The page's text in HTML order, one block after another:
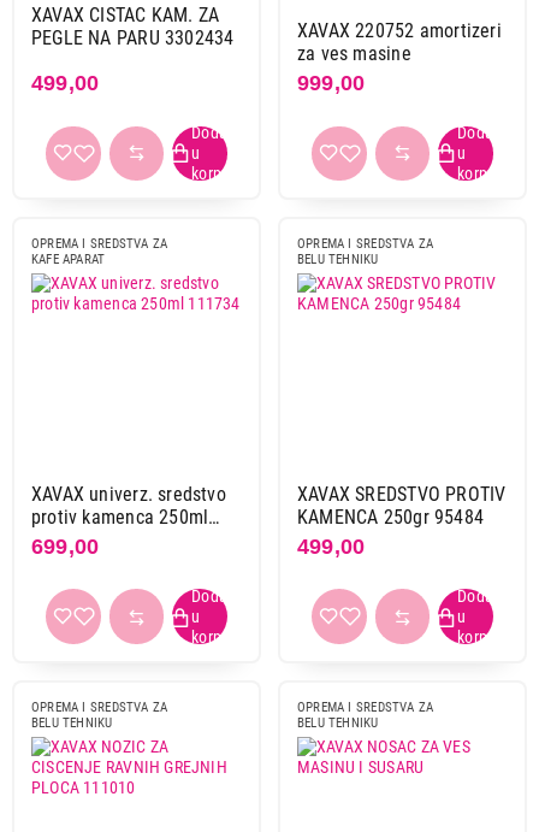
XAVAX CISTAC KAM. ZA
PEGLE NA PARU 3302434
499,00
XAVAX 220752 amortizeri
za ves masine
999,00
OPREMA I SREDSTVA ZA
KAFE APARAT
XAVAX univerz. sredstvo
protiv kamenca 250ml
111734
699,00
OPREMA I SREDSTVA ZA
BELU TEHNIKU
XAVAX SREDSTVO PROTIV
KAMENCA 250gr 95484
499,00
OPREMA I SREDSTVA ZA
BELU TEHNIKU
OPREMA I SREDSTVA ZA
BELU TEHNIKU